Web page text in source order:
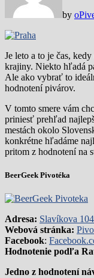
by
Je leto a to je čas,
krajiny. Niekto hľadá
Ale ako vybrať to
hodnotení pivárov.
V tomto smere vám
priniesť prehľad
mestách okolo
konkrétne hľadáme
pritom z hodnotení na
BeerGeek Pivotéka
Adresa: Slavíkova
Webová stránka:
Facebook:
Hodnotenie podľa
Jedno z hodnotení